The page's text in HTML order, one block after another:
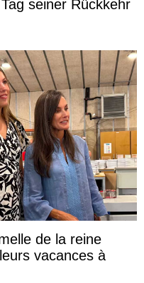
seiner Rückkehr
de la reine
vacances à